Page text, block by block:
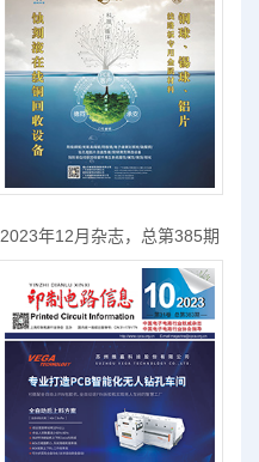
2023年12月杂志，总第385期